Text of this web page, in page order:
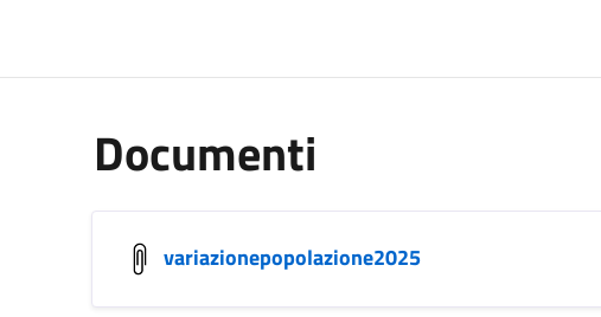
Documenti
variazionepopolazione2025